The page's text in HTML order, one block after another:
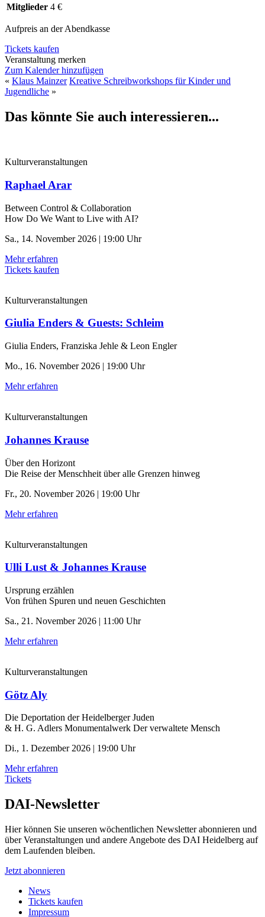
Mitglieder 4 €
Aufpreis an der Abendkasse
Tickets kaufen
Veranstaltung merken
Zum Kalender hinzufügen
« Klaus Mainzer Kreative Schreibworkshops für Kinder und
Jugendliche »
Das könnte Sie auch interessieren...
Kulturveranstaltungen
Raphael Arar
Between Control & ­Collaboration
How Do We Want to Live with AI?
Sa., 14. November 2026 | 19:00 Uhr
Mehr erfahren
Tickets kaufen
Kulturveranstaltungen
Giulia Enders & Guests: Schleim
Giulia Enders, Franziska Jehle & Leon Engler
Mo., 16. November 2026 | 19:00 Uhr
Mehr erfahren
Kulturveranstaltungen
Johannes Krause
Über den Horizont
Die Reise der Menschheit über alle Grenzen hinweg
Fr., 20. November 2026 | 19:00 Uhr
Mehr erfahren
Kulturveranstaltungen
Ulli Lust & Johannes Krause
Ursprung erzählen
Von frühen Spuren und neuen Geschichten
Sa., 21. November 2026 | 11:00 Uhr
Mehr erfahren
Kulturveranstaltungen
Götz Aly
Die Deportation der ­Heidelberger Juden
& H. G. Adlers Monumentalwerk Der verwaltete Mensch
Di., 1. Dezember 2026 | 19:00 Uhr
Mehr erfahren
Tickets
DAI-Newsletter
Hier können Sie unseren wöchentlichen Newsletter abonnieren und
über Veranstaltungen und andere Angebote des DAI Heidelberg auf
dem Laufenden bleiben.
Jetzt abonnieren
News
Tickets kaufen
Impressum